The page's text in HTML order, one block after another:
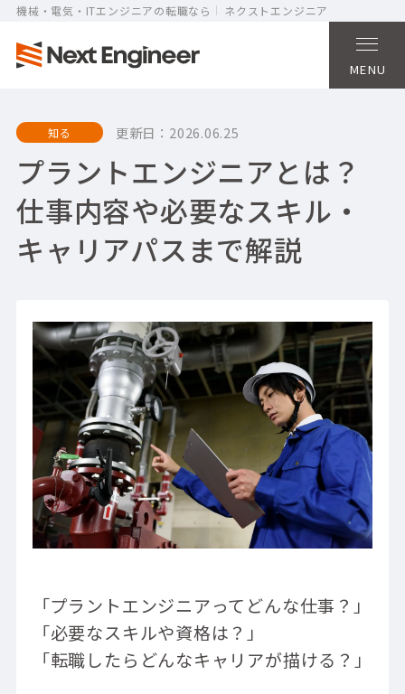
機械・電気・ITエンジニアの転職なら ネクストエンジニア
MENU
知る 更新日： 2026.06.25
プラントエンジニアとは？
仕事内容や必要なスキル・
キャリアパスまで解説
「プラントエンジニアってどんな仕事？」
「必要なスキルや資格は？」
「転職したらどんなキャリアが描ける？」